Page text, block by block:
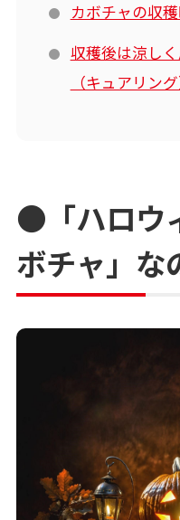
カボチャの収
収穫後は涼し
（キュアリン
●「ハロウ
ボチャ」な